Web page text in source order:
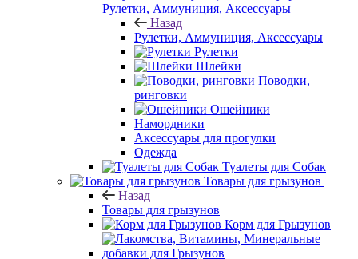
Рулетки, Аммуниция, Аксессуары
Назад
Рулетки, Аммуниция, Аксессуары
Рулетки
Шлейки
Поводки,
ринговки
Ошейники
Намордники
Аксессуары для прогулки
Одежда
Туалеты для Собак
Товары для грызунов
Назад
Товары для грызунов
Корм для Грызунов